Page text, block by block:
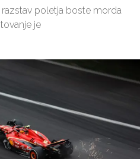
poletja boste morda
je